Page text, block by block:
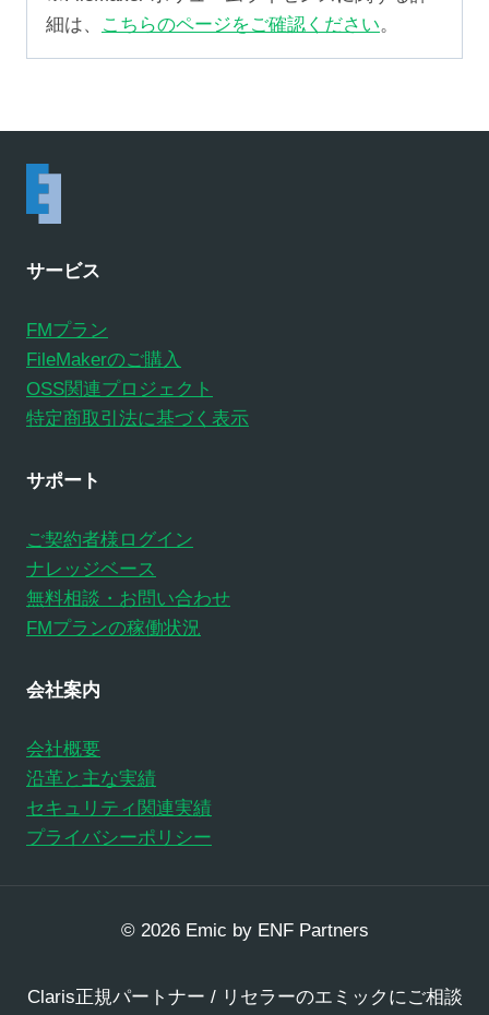
細は、
こちらのページをご確認ください。
サービス
FMプラン
FileMakerのご購入
OSS関連プロジェクト
特定商取引法に基づく表示
サポート
ご契約者様ログイン
ナレッジベース
無料相談・お問い合わせ
FMプランの稼働状況
会社案内
会社概要
沿革と主な実績
セキュリティ関連実績
プライバシーポリシー
© 2026 Emic by ENF Partners
Claris正規パートナー / リセラーのエミックにご相談